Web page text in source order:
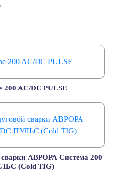
200 AC/DC PULSE
сварки АВРОРА Система 200
(Cold TIG)